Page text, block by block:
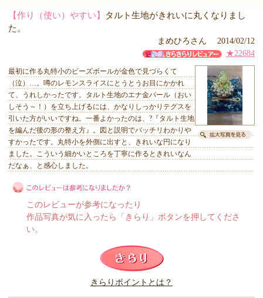
【作り（使い）やすい】
タルト生地がきれいに丸くなりまし
た。
まめひろさん 2014/02/12
★22684
最初に作る丸特小のビーズボールが金色で見づらくて
（泣）…。噂のレモンスライスにとうとうお目にかかれ
て、うれしかったです。タルト生地のエナ金パール（おい
しそう～！）を立ち上げるには、かなりしっかりテグスを
引いた方がいいですね。一番よかったのは、?『タルト生地
を編んだ後の形の整え方』。図と説明でバッチリわかりや
すかったです。丸特小を外側に出すと、きれいな円になり
ました。こういう細かいところを丁寧に作るときれいなん
だなぁ、と感心しました。
このレビューは参考になりましたか？
このレビューが参考になったり
作品写真が気に入ったら「きらり」ボタンを押してくださ
い。
きらりポイントとは？